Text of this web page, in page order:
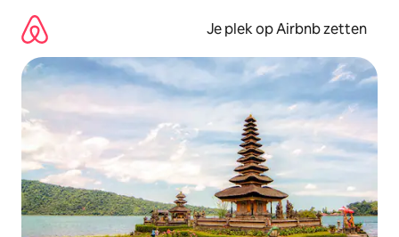
direct
naar
inhoud
Je plek op Airbnb zetten